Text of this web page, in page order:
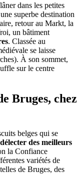
dans les petites
superbe destination
retour au Markt, la
un bâtiment
. Classée au
se laisse
À son sommet,
sur le centre
Bruges, chez
belges qui se
des meilleurs
la Confiance
variétés de
de Bruges, des